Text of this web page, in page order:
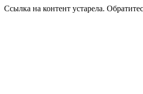
Ссылка на контент устарела.